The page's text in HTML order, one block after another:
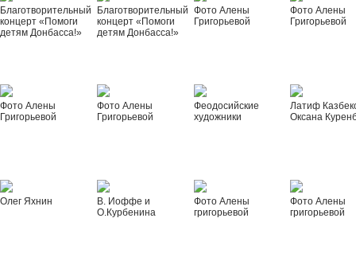
Благотворительный
концерт «Помоги
детям Донбасса!»
Благотворительный
концерт «Помоги
детям Донбасса!»
Фото Алены
Григорьевой
Фото Алены
Григорьевой
Фото Алены
Григорьевой
Фото Алены
Григорьевой
Феодосийские
художники
Латиф
Оксана
Олег Яхнин
В. Иоффе и
О.Курбенина
Фото Алены
григорьевой
Фото Алены
григорьевой